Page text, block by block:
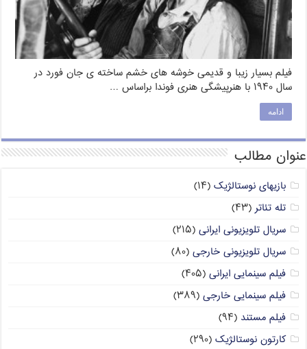
فیلم بسیار زیبا و قدیمی خوشه های خشم ساخته ی جان فورد در
سال ۱۹۴۰ با هنرپیشگی هنری فوندا براساس …
ادامه
عنوان مطالب
بازیهای نوستالژیک (۱۴)
تله تئاتر (۴۳)
سریال تلویزیونی ایرانی (۲۱۵)
سریال تلویزیونی خارجی (۸۰)
فیلم سینمایی ایرانی (۴۰۵)
فیلم سینمایی خارجی (۳۸۹)
فیلم مستند (۹۴)
کارتون نوستالژیک (۲۹۰)